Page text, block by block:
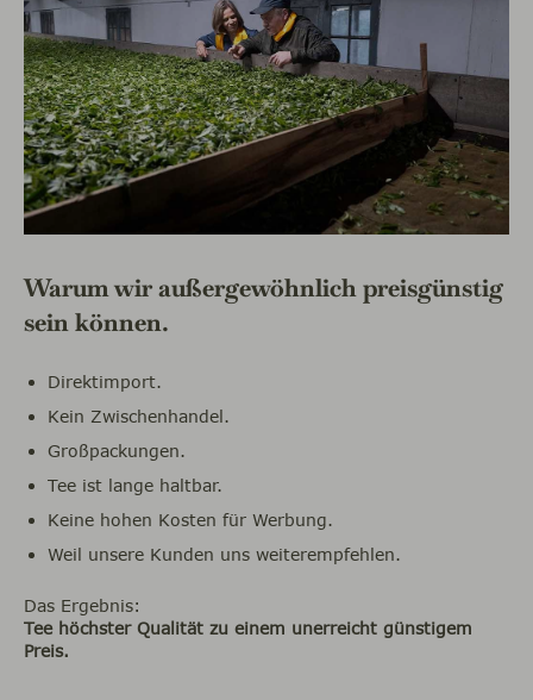
Warum wir außergewöhnlich preisgünstig
sein können.
Direktimport.
Kein Zwischenhandel.
Großpackungen.
Tee ist lange haltbar.
Keine hohen Kosten für Werbung.
Weil unsere Kunden uns weiterempfehlen.
Das Ergebnis:
Tee höchster Qualität zu einem unerreicht günstigem
Preis.